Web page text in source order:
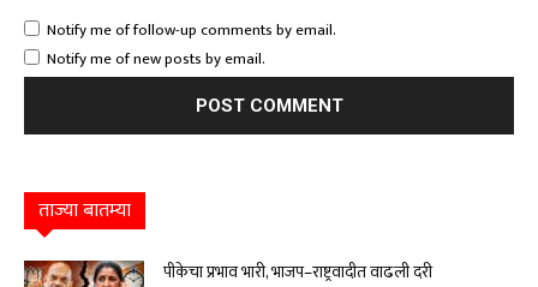
Notify me of follow-up comments by email.
Notify me of new posts by email.
ताज्या बातम्या
पीकेचा प्रभाव भारी, भाजप–राष्ट्रवादीत वाढली दरी